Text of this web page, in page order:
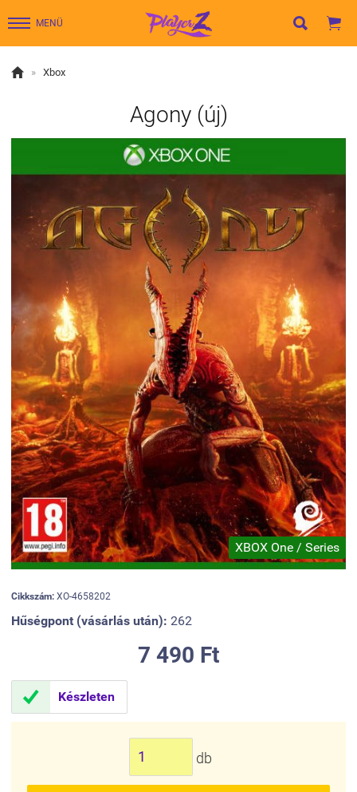
MENÜ  
 » Xbox
Agony (új)
XBOX One / Series
Cikkszám: XO-4658202
Hűségpont (vásárlás után): 262
7 490 Ft
 Készleten
db